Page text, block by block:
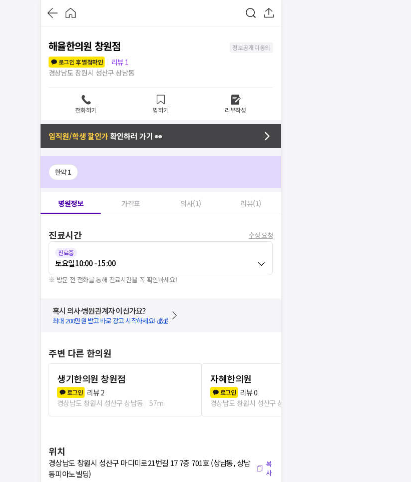
해율한의원 창원점
정보공개 미동의
로그인 후 별점확인
리뷰 1
경상남도 창원시 성산구 상남동
전화하기 찜하기 리뷰작성
임직원/학생 할인가확인하러 가기 👀
한약1
병원정보 가격표 의사(1) 리뷰(1)
진료시간 수정 요청
진료중
토요일10:00 - 15:00
※ 방문 전 전화를 통해 진료시간을 꼭 확인하세요!
혹시 의사·병원관계자 이신가요?
최대 200만원 받고 바로 광고 시작하세요! 💰💰
주변 다른 한의원
생기한의원 창원점
로그인 리뷰 2
경상남도 창원시 성산구 상남동
57m
자혜한의원
로그인 리뷰0
경상남도 창원시 성산구 상남동
위치
경상남도 창원시 성산구 마디미로21번길 17 7층 701호 (상남동, 상남
동피아노빌딩)
복
사